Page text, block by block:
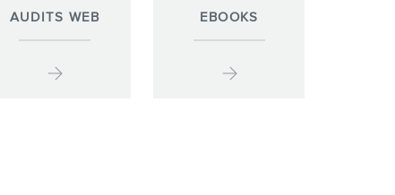
AUDITS WEB EBOOKS